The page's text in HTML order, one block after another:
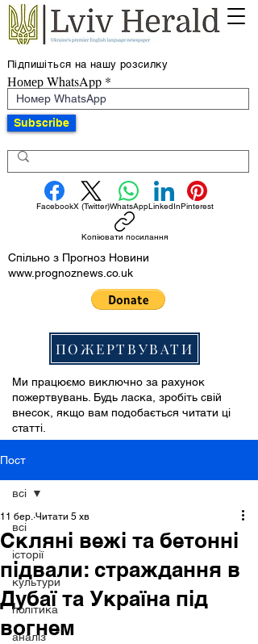
Підпишіться на нашу розсилку
Номер WhatsApp
Subscribe
FacebookX (Twitter)WhatsAppLinkedInPinterest
Копіювати посилання
Спільно з Прогноз Новини
www.prognoznews.co.uk
ПОЖЕРТВУВАТИ
Ми працюємо виключно за рахунок
пожертвувань. Будь ласка, зробіть свій
внесок, якщо вам подобається читати ці
статті.
Пост
всі
історії
культури
політика
аналіз
всі
Скляні вежі та бетонні
підвали: страждання в
Дубаї та Україна під
вогнем
11 бер. Читати 5 хв